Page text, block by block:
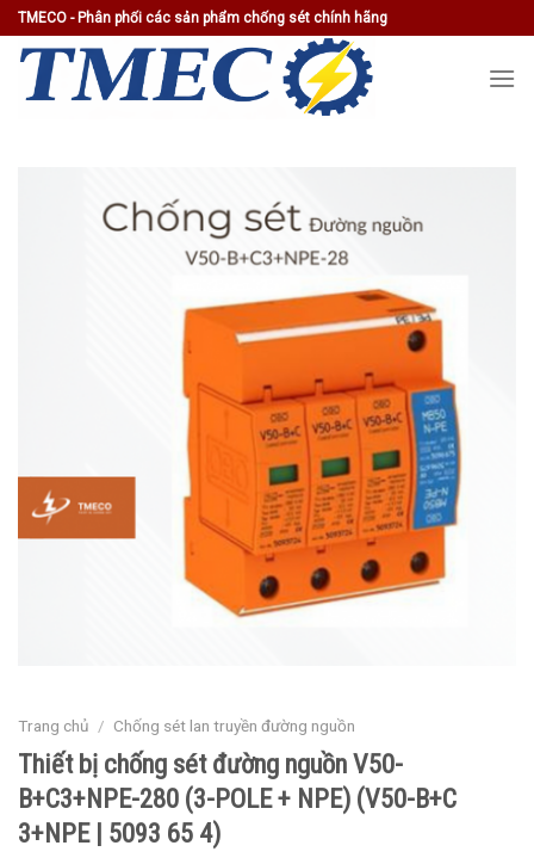
Skip
to
content
TMECO - Phân phối các sản phẩm chống sét chính hãng
Trang chủ / Chống sét lan truyền đường nguồn
Thiết bị chống sét đường nguồn V50-
B+C3+NPE-280 (3-POLE + NPE) (V50-B+C
3+NPE | 5093 65 4)